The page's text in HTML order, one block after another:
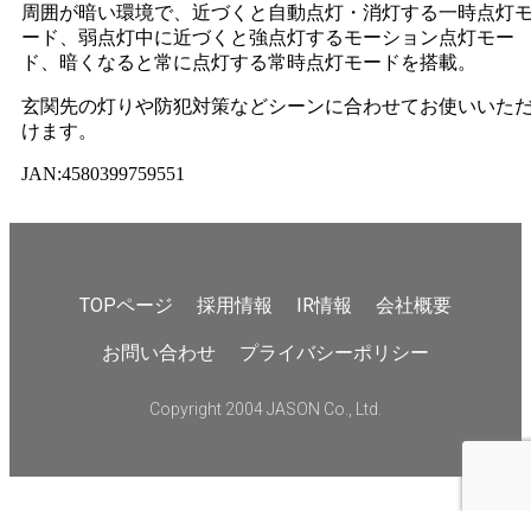
周囲が暗い環境で、近づくと自動点灯・消灯する一時点灯
ード、弱点灯中に近づくと強点灯するモーション点灯モー
ド、暗くなると常に点灯する常時点灯モードを搭載。
玄関先の灯りや防犯対策などシーンに合わせてお使いいた
けます。
JAN:4580399759551
TOPページ 採用情報 IR情報 会社概要
お問い合わせ プライバシーポリシー
Copyright 2004 JASON Co., Ltd.